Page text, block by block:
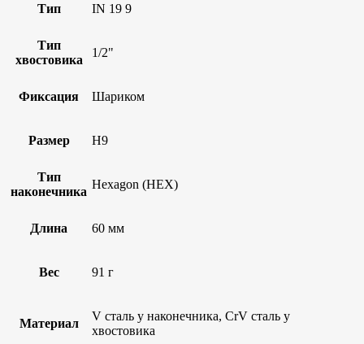
Тип IN 19 9
Тип
хвостовика
1/2"
Фиксация Шариком
Размер H9
Тип
наконечника
Hexagon (HEX)
Длина 60 мм
Вес 91 г
Материал
V сталь у наконечника, CrV сталь у
хвостовика